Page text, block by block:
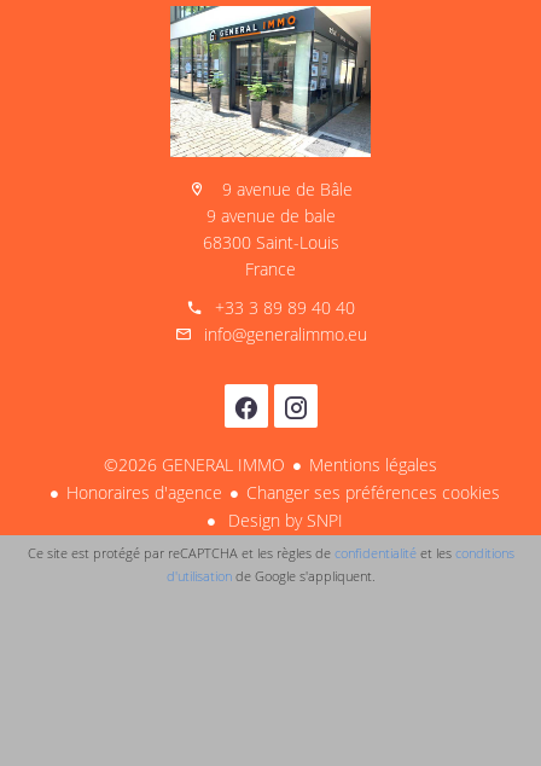
9 avenue de Bâle
9 avenue de bale
68300 Saint-Louis
France
+33 3 89 89 40 40
info@generalimmo.eu
©2026 GENERAL IMMO
Mentions légales
Honoraires d'agence
Changer ses préférences cookies
Design bySNPI
Ce site est protégé par reCAPTCHA et les règles de confidentialitéet les conditions
d'utilisationde Google s'appliquent.